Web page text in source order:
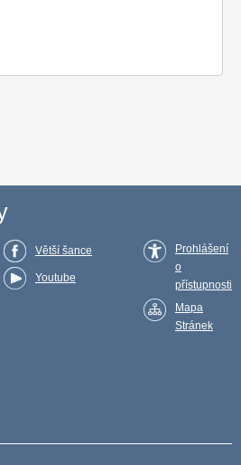
Větší šance
Youtube
Prohlášení
o
přístupnosti
Mapa
Stránek